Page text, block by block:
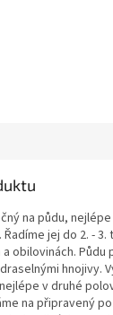
na půdu,
jej do 2. - 3.
obilovinách. Půdu
hnojivy.
v druhé
na připravený